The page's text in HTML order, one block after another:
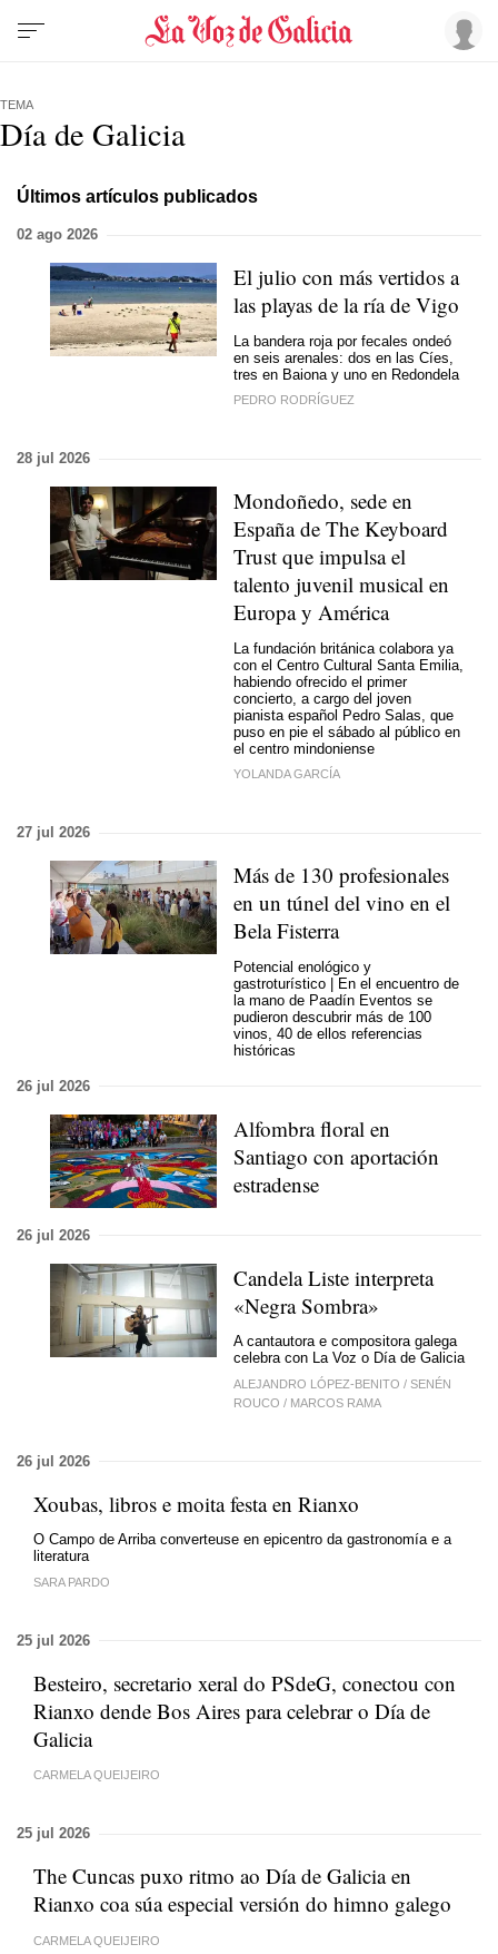
TEMA
Día de Galicia
Últimos artículos publicados
02 ago 2026
El julio con más vertidos a
las playas de la ría de Vigo
La bandera roja por fecales ondeó
en seis arenales: dos en las Cíes,
tres en Baiona y uno en Redondela
PEDRO RODRÍGUEZ
28 jul 2026
Mondoñedo, sede en
España de The Keyboard
Trust que impulsa el
talento juvenil musical en
Europa y América
La fundación británica colabora ya
con el Centro Cultural Santa Emilia,
habiendo ofrecido el primer
concierto, a cargo del joven
pianista español Pedro Salas, que
puso en pie el sábado al público en
el centro mindoniense
YOLANDA GARCÍA
27 jul 2026
Más de 130 profesionales
en un túnel del vino en el
Bela Fisterra
Potencial enológico y
gastroturístico | En el encuentro de
la mano de Paadín Eventos se
pudieron descubrir más de 100
vinos, 40 de ellos referencias
históricas
26 jul 2026
Alfombra floral en
Santiago con aportación
estradense
26 jul 2026
Candela Liste interpreta
«Negra Sombra»
A cantautora e compositora galega
celebra con La Voz o Día de Galicia
ALEJANDRO LÓPEZ-BENITO / SENÉN
ROUCO / MARCOS RAMA
26 jul 2026
Xoubas, libros e moita festa en Rianxo
O Campo de Arriba converteuse en epicentro da gastronomía e a
literatura
SARA PARDO
25 jul 2026
Besteiro, secretario xeral do PSdeG, conectou con
Rianxo dende Bos Aires para celebrar o Día de
Galicia
CARMELA QUEIJEIRO
25 jul 2026
The Cuncas puxo ritmo ao Día de Galicia en
Rianxo coa súa especial versión do himno galego
CARMELA QUEIJEIRO